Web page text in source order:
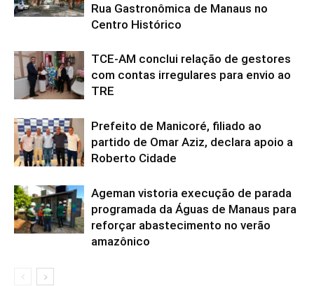
Rua Gastronômica de Manaus no
Centro Histórico
TCE-AM conclui relação de gestores
com contas irregulares para envio ao
TRE
Prefeito de Manicoré, filiado ao
partido de Omar Aziz, declara apoio a
Roberto Cidade
Ageman vistoria execução de parada
programada da Águas de Manaus para
reforçar abastecimento no verão
amazônico